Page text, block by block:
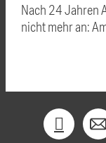
Nach 24 Jahren
nicht mehr an: